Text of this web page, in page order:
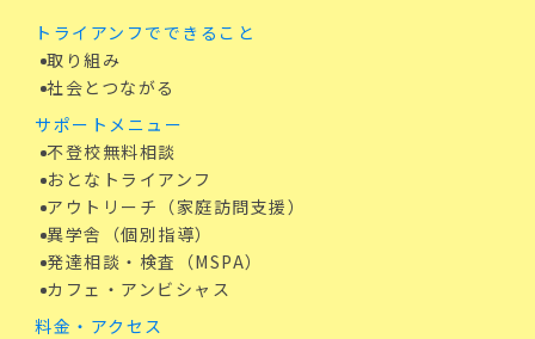
トライアンフでできること
取り組み
社会とつながる
サポートメニュー
不登校無料相談
おとなトライアンフ
アウトリーチ（家庭訪問支援）
異学舎（個別指導）
発達相談・検査（MSPA）
カフェ・アンビシャス
料金・アクセス